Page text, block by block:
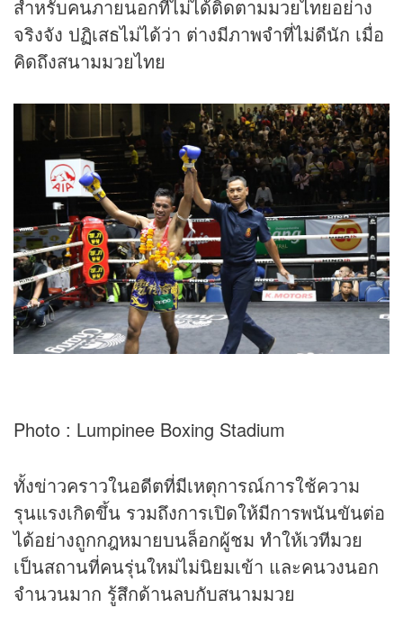
สำหรับคนภายนอกที่ไม่ได้ติดตามมวยไทยอย่าง
จริงจัง ปฏิเสธไม่ได้ว่า ต่างมีภาพจำที่ไม่ดีนัก เมื่อ
คิดถึงสนามมวยไทย
Photo : Lumpinee Boxing Stadium
ทั้งข่าวคราวในอดีตที่มีเหตุการณ์การใช้ความ
รุนแรงเกิดขึ้น รวมถึงการเปิดให้มีการพนันขันต่อ
ได้อย่างถูกกฎหมายบนล็อกผู้ชม ทำให้เวทีมวย
เป็นสถานที่คนรุ่นใหม่ไม่นิยมเข้า และคนวงนอก
จำนวนมาก รู้สึกด้านลบกับสนามมวย